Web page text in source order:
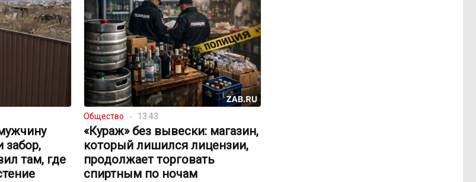
забор,
там, где
Общество 13:43
«Кураж» без вывески: магазин,
который лишился лицензии,
продолжает торговать
спиртным по ночам